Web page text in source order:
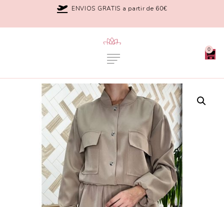
ENVIOS GRATIS a partir de 60€
0